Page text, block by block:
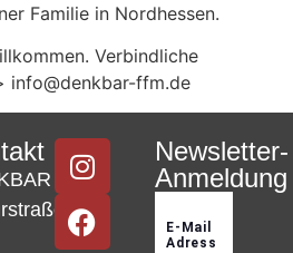
Familie in Nordhessen.
Verbindliche
info@denkbar-ffm.de
Newsletter-
Anmeldung